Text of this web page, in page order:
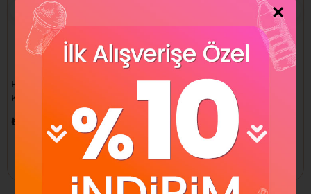
Hikvision DS-7104NI-Q1 4
Kanal NVR Kayıt Cihazı
₺3.787,73
Sepete Ekle
Hikvision DS-7108NI-Q1 8
Kanal NVR Kayıt Cihazı
₺5.341,67
Sepete Ekle
×